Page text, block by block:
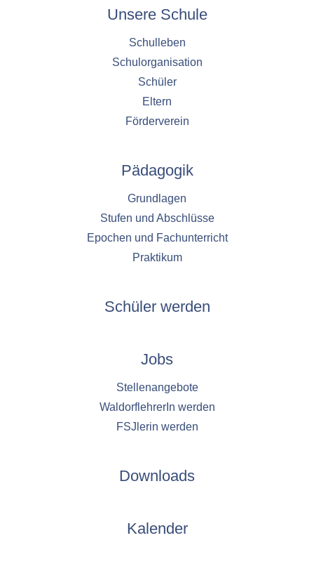
Unsere Schule
Schulleben
Schulorganisation
Schüler
Eltern
Förderverein
Pädagogik
Grundlagen
Stufen und Abschlüsse
Epochen und Fachunterricht
Praktikum
Schüler werden
Jobs
Stellenangebote
WaldorflehrerIn werden
FSJlerin werden
Downloads
Kalender